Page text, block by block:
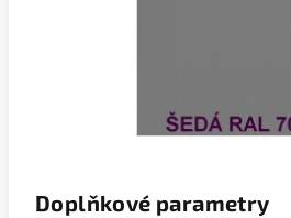
Doplňkové parametry